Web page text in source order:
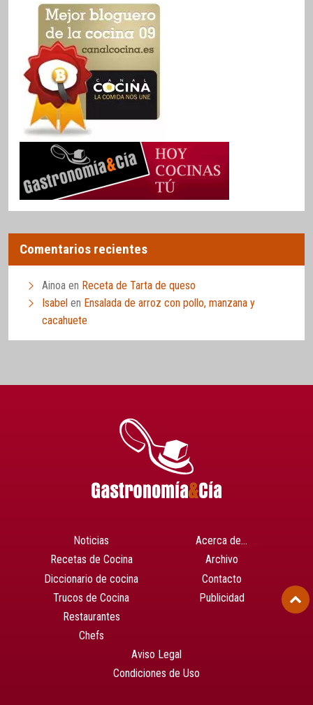
Comentarios recientes
Ainoa en Receta de Tarta de queso
Isabel en Ensalada de arroz con pollo, manzana y
cacahuete
Noticias
Recetas de Cocina
Diccionario de cocina
Trucos de Cocina
Restaurantes
Chefs
Acerca de…
Archivo
Contacto
Publicidad
Aviso Legal
Condiciones de Uso